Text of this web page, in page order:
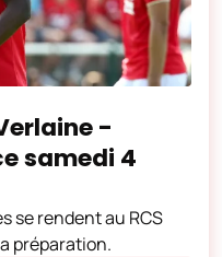
-
samedi 4
se rendent au RCS
préparation.